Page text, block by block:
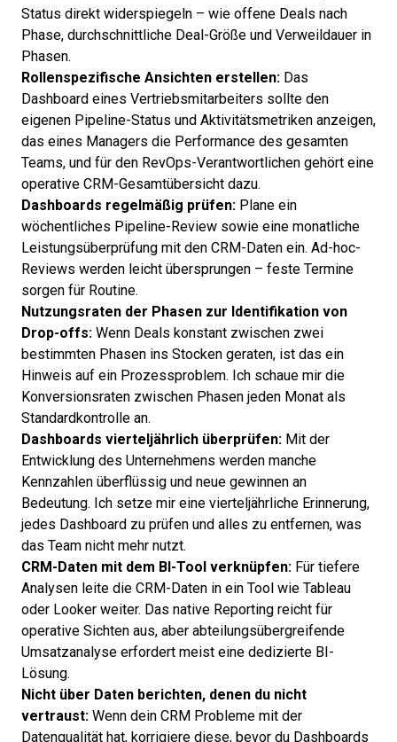
Status direkt widerspiegeln – wie offene Deals nach
Phase, durchschnittliche Deal-Größe und Verweildauer in
Phasen.
Rollenspezifische Ansichten erstellen: Das
Dashboard eines Vertriebsmitarbeiters sollte den
eigenen Pipeline-Status und Aktivitätsmetriken anzeigen,
das eines Managers die Performance des gesamten
Teams, und für den RevOps-Verantwortlichen gehört eine
operative CRM-Gesamtübersicht dazu.
Dashboards regelmäßig prüfen: Plane ein
wöchentliches Pipeline-Review sowie eine monatliche
Leistungsüberprüfung mit den CRM-Daten ein. Ad-hoc-
Reviews werden leicht übersprungen – feste Termine
sorgen für Routine.
Nutzungsraten der Phasen zur Identifikation von
Drop-offs: Wenn Deals konstant zwischen zwei
bestimmten Phasen ins Stocken geraten, ist das ein
Hinweis auf ein Prozessproblem. Ich schaue mir die
Konversionsraten zwischen Phasen jeden Monat als
Standardkontrolle an.
Dashboards vierteljährlich überprüfen: Mit der
Entwicklung des Unternehmens werden manche
Kennzahlen überflüssig und neue gewinnen an
Bedeutung. Ich setze mir eine vierteljährliche Erinnerung,
jedes Dashboard zu prüfen und alles zu entfernen, was
das Team nicht mehr nutzt.
CRM-Daten mit dem BI-Tool verknüpfen: Für tiefere
Analysen leite die CRM-Daten in ein Tool wie Tableau
oder Looker weiter. Das native Reporting reicht für
operative Sichten aus, aber abteilungsübergreifende
Umsatzanalyse erfordert meist eine dedizierte BI-
Lösung.
Nicht über Daten berichten, denen du nicht
vertraust: Wenn dein CRM Probleme mit der
Datenqualität hat, korrigiere diese, bevor du Dashboards